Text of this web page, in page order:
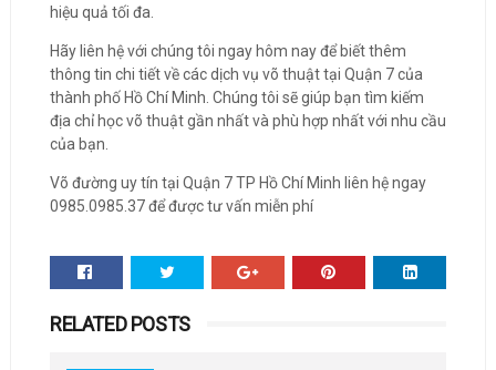
hiệu quả tối đa.
Hãy liên hệ với chúng tôi ngay hôm nay để biết thêm
thông tin chi tiết về các dịch vụ võ thuật tại Quận 7 của
thành phố Hồ Chí Minh. Chúng tôi sẽ giúp bạn tìm kiếm
địa chỉ học võ thuật gần nhất và phù hợp nhất với nhu cầu
của bạn.
Võ đường uy tín tại Quận 7 TP Hồ Chí Minh liên hệ ngay
0985.0985.37 để được tư vấn miễn phí
RELATED POSTS